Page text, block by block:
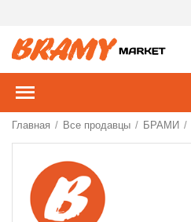
Главная / Все продавцы / БРАМИ /